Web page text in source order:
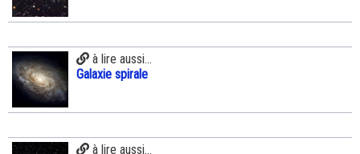
à lire aussi...
Galaxie spirale
à lire aussi...